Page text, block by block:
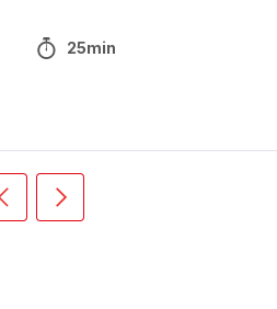
25min
Précédent
Recipe
Suivant
Recipe